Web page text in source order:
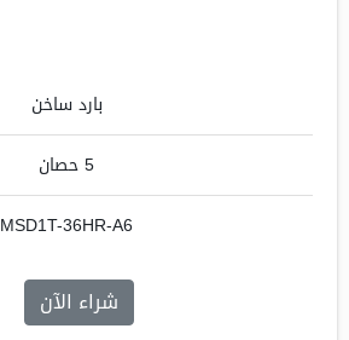
بارد ساخن
5 حصان
MSD1T-36HR-A6
شراء الآن